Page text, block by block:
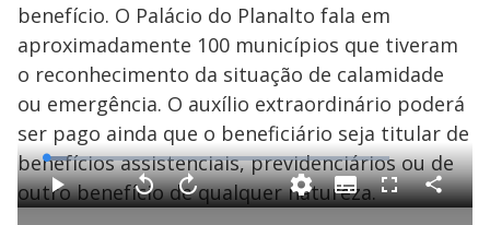
benefício. O Palácio do Planalto fala em
aproximadamente 100 municípios que tiveram
o reconhecimento da situação de calamidade
ou emergência. O auxílio extraordinário poderá
ser pago ainda que o beneficiário seja titular de
benefícios assistenciais, previdenciários ou de
outro benefício de qualquer natureza.
P V A
L
o
a
d
e
S
u
b
F C
o